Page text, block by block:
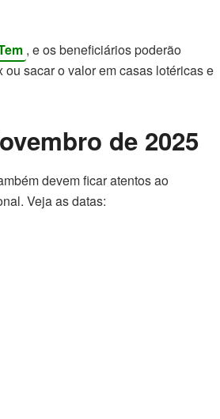
, e os beneficiários poderão
sacar o valor em casas lotéricas e
de 2025
devem ficar atentos ao
Veja as datas: